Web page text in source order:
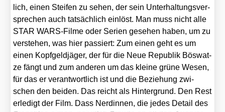
lich, einen Stei­fen zu sehen, der sein Unter­hal­tungs­ver­
spre­chen auch tat­säch­lich ein­löst. Man muss nicht alle
STAR WARS-Fil­me oder Seri­en gese­hen haben, um zu
ver­ste­hen, was hier pas­siert: Zum einen geht es um
einen Kopf­geld­jä­ger, der für die Neue Repu­blik Bös­wat­
ze fängt und zum ande­ren um das klei­ne grü­ne Wesen,
für das er ver­ant­wort­lich ist und die Bezie­hung zwi­
schen den bei­den. Das reicht als Hin­ter­grund. Den Rest
erle­digt der Film. Dass Nerd­in­nen, die jedes Detail des